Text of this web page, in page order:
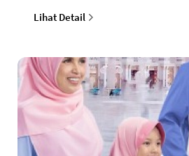
Lihat Detail